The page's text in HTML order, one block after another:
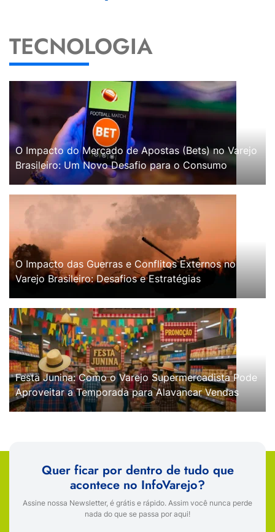
TECNOLOGIA
O Impacto do Mercado de Apostas (Bets) no Varejo
Brasileiro: Um Novo Desafio para o Consumo
O Impacto das Guerras e Conflitos Externos no
Varejo Brasileiro: Desafios e Estratégias
Festa Junina: Como o Varejo Supermercadista Pode
Aproveitar a Temporada para Alavancar Vendas
Quer ficar por dentro de tudo que
acontece no InfoVarejo?
Assine nossa Newsletter, é grátis e rápido. Assim você nunca perde
nada do que se passa por aqui!